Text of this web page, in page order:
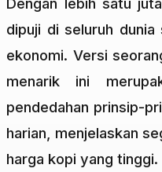
dipuji di seluruh
ekonomi. Versi
menarik ini
pendedahan prinsip-
harian, menjelaskan
harga kopi yang tinggi.